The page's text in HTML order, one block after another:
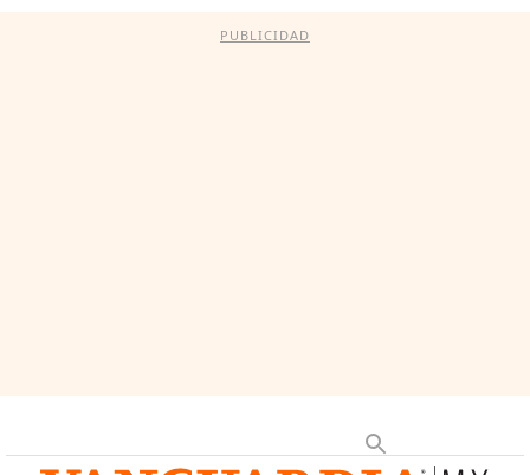
PUBLICIDAD